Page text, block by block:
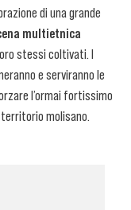
di una grande
multietnica
stessi coltivati. I
e serviranno le
l’ormai fortissimo
molisano.